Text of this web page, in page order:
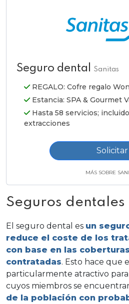
Seguro dental Sanitas
REGALO: Cofre regalo
Estancia: SPA & Gourmet
Hasta 58 servicios;
extracciones
Solicitar
MÁS SOBRE
Seguros dentales
El seguro dental es un
reduce el coste de los
con base en las
contratadas. Esto hace que
particularmente atractivo para
cuyos miembros se
de la población con